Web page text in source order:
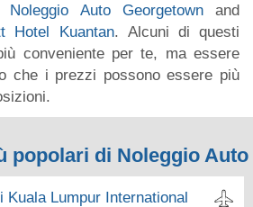
Noleggio Auto Georgetownand
Hotel Kuantan. Alcuni di questi
conveniente per te, ma essere
che i prezzi possono essere più
popolari di Noleggio Auto
Kuala Lumpur International